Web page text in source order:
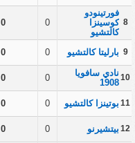
8
فورتينودو
كوسينزا
كالتشيو
0
0
9 بارليتا كالتشيو 0
0
10 نادي سافويا
1908
0
0
11 بوتينزا كالتشيو 0
0
12 بيتشيرنو 0
0